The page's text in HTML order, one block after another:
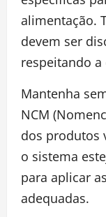
alimentação.
devem ser
respeitando a
Mantenha
NCM
dos produtos
o sistema
para aplicar
adequadas.